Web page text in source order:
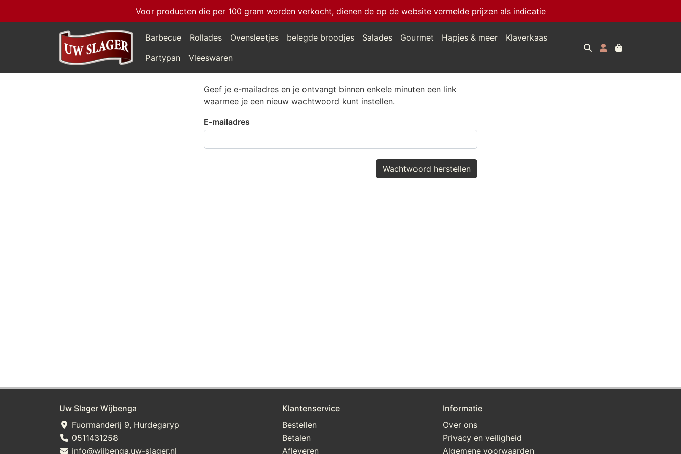
Voor producten die per 100 gram worden verkocht, dienen de op de website vermelde prijzen als indicatie
Barbecue Rollades Ovensleetjes belegde broodjes Salades Gourmet Hapjes & meer
Klaverkaas
Partypan
Vleeswaren
Geef je e-mailadres en je ontvangt binnen enkele minuten een link
waarmee je een nieuw wachtwoord kunt instellen.
E-mailadres
Wachtwoord herstellen
Uw Slager Wijbenga
Fuormanderij 9, Hurdegaryp
0511431258
info@wijbenga.uw-slager.nl
Klantenservice
Bestellen
Betalen
Afleveren
Informatie
Over ons
Privacy en veiligheid
Algemene voorwaarden